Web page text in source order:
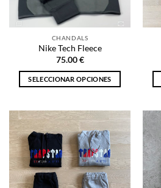
elegir
en
la
página
de
CHANDALS
Nike Tech Fleece
75.00€
SELECCIONAR OPCIONES
tiene
múltiples
variantes.
Las
opciones
se